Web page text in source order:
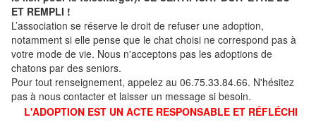
ET REMPLI !
L’association se réserve le droit de refuser une adoption,
notamment si elle pense que le chat choisi ne correspond pas à
votre mode de vie. Nous n'acceptons pas les adoptions de
chatons par des seniors.
Pour tout renseignement, appelez au 06.75.33.84.66. N'hésitez
pas à nous contacter et laisser un message si besoin.
L'ADOPTION EST UN ACTE RESPONSABLE ET RÉFLÉCHI